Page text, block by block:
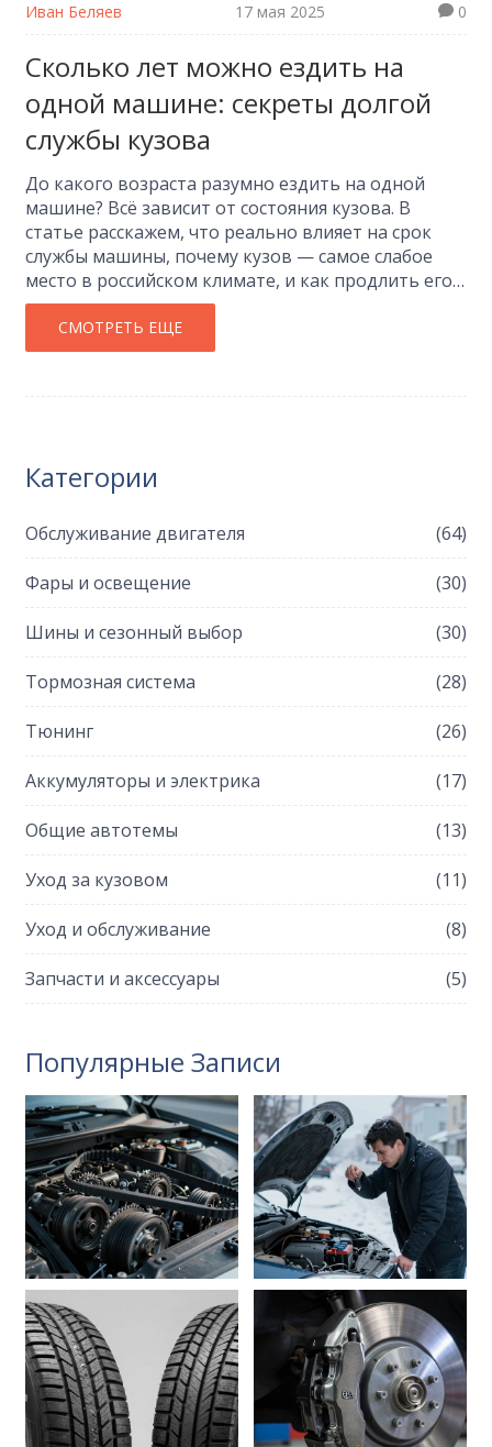
Иван Беляев 17 мая 2025 0
Сколько лет можно ездить на
одной машине: секреты долгой
службы кузова
До какого возраста разумно ездить на одной
машине? Всё зависит от состояния кузова. В
статье расскажем, что реально влияет на срок
службы машины, почему кузов — самое слабое
место в российском климате, и как продлить его
жизнь простыми действиями. Приведём
конкретные советы и личные наблюдения,
которые помогли мне сохранить свой авто в
СМОТРЕТЬ ЕЩЕ
Категории
Обслуживание двигателя (64)
Фары и освещение (30)
Шины и сезонный выбор (30)
Тормозная система (28)
Тюнинг (26)
Аккумуляторы и электрика (17)
Общие автотемы (13)
Уход за кузовом (11)
Уход и обслуживание (8)
Запчасти и аксессуары (5)
Популярные Записи